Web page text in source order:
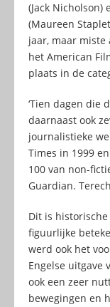
(Jack
(Maureen
jaar, maar miste
het American
plaats in de
‘Tien dagen die
daarnaast ook
journalistieke
Times in 1999
100 van non-
Guardian.
Dit is
figuurlijke
werd ook het
Engelse uitgave
ook een zeer
bewegingen en